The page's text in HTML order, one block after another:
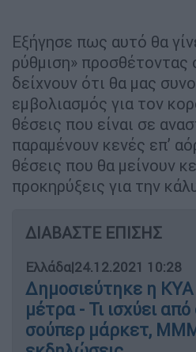
Εξήγησε πως αυτό θα
ρύθμιση» προσθέτοντας
δείχνουν ότι θα μας
εμβολιασμός για τον
θέσεις που είναι σε
παραμένουν κενές επ’
θέσεις που θα μείνουν
προκηρύξεις για την
ΔΙΑΒΑΣΤΕ ΕΠΙΣΗΣ
Ελλάδα|24.12.2021 10:28
Δημοσιεύτηκε η
μέτρα - Τι ισχύει
σούπερ μάρκετ,